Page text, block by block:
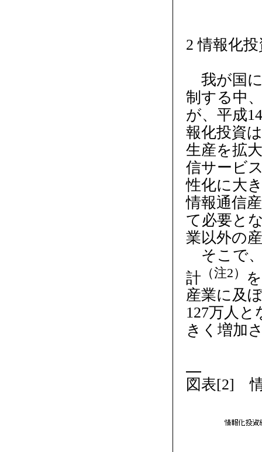
2 情報化
我が国に
制する中
が、平成
報化投資
生産を拡
信サービ
性化に大
情報通信
て必要と
業以外の
そこで、
計 （注2）
産業に及
127万人
きく増加
図表[2] 情